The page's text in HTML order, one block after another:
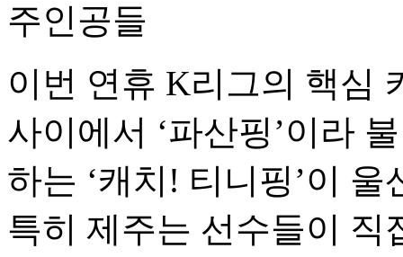
주인공들
이번 연휴 K리그의 핵심
사이에서 ‘파산핑’이라
하는 ‘캐치! 티니핑’이
특히 제주는 선수들이 직